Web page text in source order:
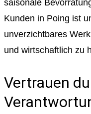
saisonale
Kunden in Poing ist
unverzichtbares
und wirtschaftlich zu
Vertrauen